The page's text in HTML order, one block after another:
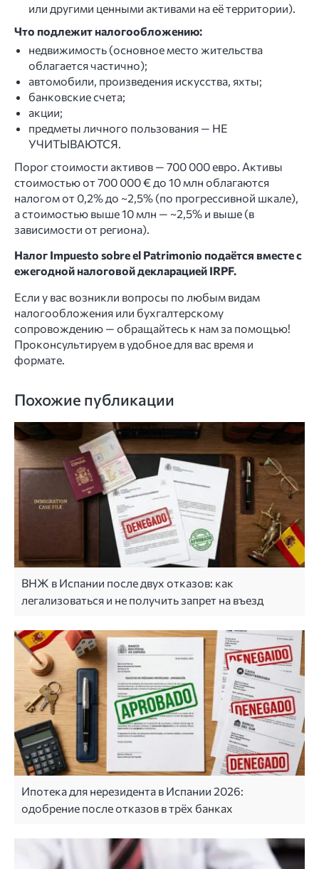
или другими ценными активами на её территории).
Что подлежит налогообложению:
недвижимость (основное место жительства
облагается частично);
автомобили, произведения искусства, яхты;
банковские счета;
акции;
предметы личного пользования — НЕ
УЧИТЫВАЮТСЯ.
Порог стоимости активов — 700 000 евро. Активы
стоимостью от 700 000 € до 10 млн облагаются
налогом от 0,2% до ~2,5% (по прогрессивной шкале),
а стоимостью выше 10 млн — ~2,5% и выше (в
зависимости от региона).
Налог Impuesto sobre el Patrimonio подаётся вместе с
ежегодной налоговой декларацией IRPF.
Если у вас возникли вопросы по любым видам
налогообложения или бухгалтерскому
сопровождению — обращайтесь к нам за помощью!
Проконсультируем в удобное для вас время и
формате.
Похожие публикации
ВНЖ в Испании после двух отказов: как
легализоваться и не получить запрет на въезд
Ипотека для нерезидента в Испании 2026:
одобрение после отказов в трёх банках